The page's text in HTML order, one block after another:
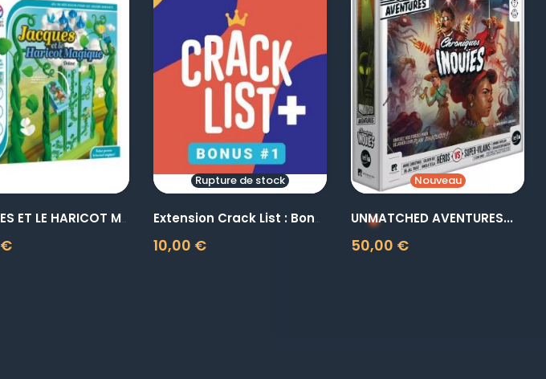
visibility
JACQUES ET LE HARICOT MAGIQUE
visibility
Rupture de stock
Extension Crack List : Bonus
10,00 €
Prix
visibility
Nouveau
UNMATCHED AVENTURES...
50,00 €
Prix